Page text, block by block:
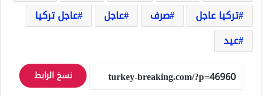
تركيا عاجل
صرف عاجل
عاجل تركيا
عيد
نسخ الرابط